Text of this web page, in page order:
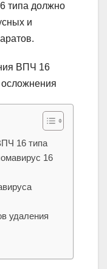
типа должно
и
16 типа
16
удаления